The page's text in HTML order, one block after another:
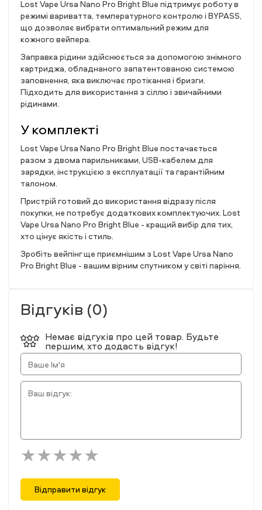
Lost Vape Ursa Nano Pro Bright Blue підтримує роботу в
режимі вариватта, температурного контролю і BYPASS,
що дозволяє вибрати оптимальний режим для
кожного вейпера.
Заправка рідини здійснюється за допомогою знімного
картриджа, обладнаного запатентованою системою
заповнення, яка виключає протікання і бризги.
Підходить для використання з сіллю і звичайними
рідинами.
У комплекті
Lost Vape Ursa Nano Pro Bright Blue постачається
разом з двома парильниками, USB-кабелем для
зарядки, інструкцією з експлуатації та гарантійним
талоном.
Пристрій готовий до використання відразу після
покупки, не потребує додаткових комплектуючих. Lost
Vape Ursa Nano Pro Bright Blue - кращий вибір для тих,
хто цінує якість і стиль.
Зробіть вейпінг ще приємнішим з Lost Vape Ursa Nano
Pro Bright Blue - вашим вірним спутником у світі паріння.
Відгуків (0)
Немає відгуків про цей товар. Будьте
першим, хто додасть відгук!
Відправити відгук